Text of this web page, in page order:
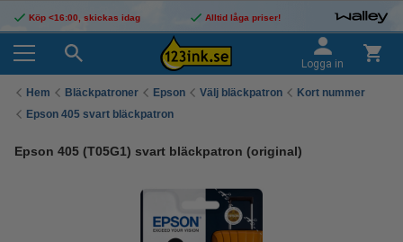
Köp <16:00, skickas idag Alltid låga priser!
Logga in
Hem Bläckpatroner Epson Välj bläckpatron
Kort nummer
Epson 405 svart bläckpatron
Epson 405 (T05G1) svart bläckpatron (original)